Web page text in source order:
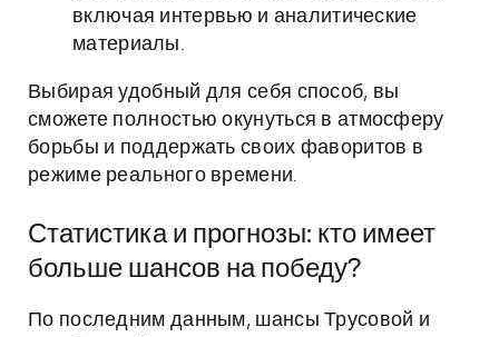
включая интервью и аналитические
материалы.
Выбирая удобный для себя способ, вы
сможете полностью окунуться в атмосферу
борьбы и поддержать своих фаворитов в
режиме реального времени.
Статистика и прогнозы: кто имеет
больше шансов на победу?
По последним данным, шансы Трусовой и